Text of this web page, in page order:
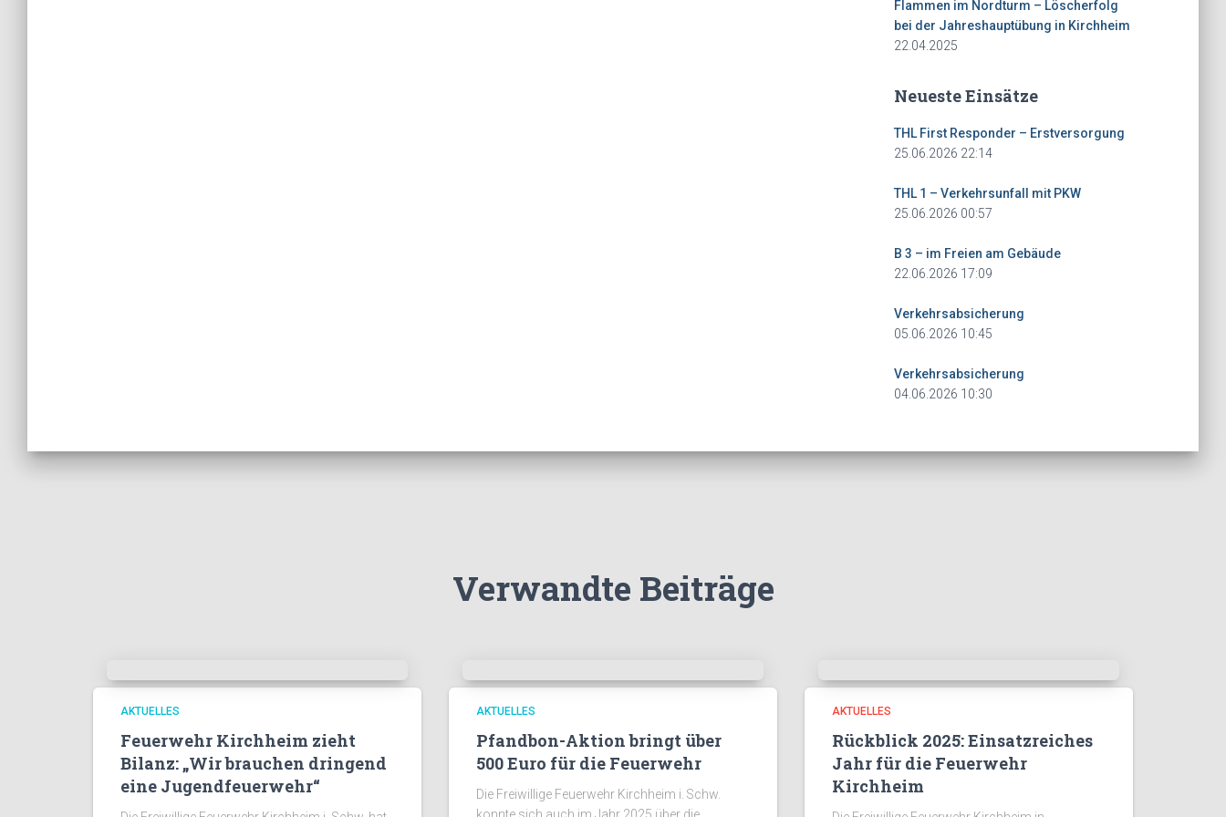
Flammen im Nordturm – Löscherfolg
bei der Jahreshauptübung in Kirchheim
22.04.2025
Neueste Einsätze
THL First Responder – Erstversorgung
25.06.2026 22:14
THL 1 – Verkehrsunfall mit PKW
25.06.2026 00:57
B 3 – im Freien am Gebäude
22.06.2026 17:09
Verkehrsabsicherung
05.06.2026 10:45
Verkehrsabsicherung
04.06.2026 10:30
Verwandte Beiträge
AKTUELLES
Feuerwehr Kirchheim zieht
Bilanz: „Wir brauchen dringend
eine Jugendfeuerwehr“
AKTUELLES
Pfandbon-Aktion bringt über
500 Euro für die Feuerwehr
Die Freiwillige Feuerwehr Kirchheim i. Schw.
AKTUELLES
Rückblick 2025: Einsatzreiches
Jahr für die Feuerwehr
Kirchheim